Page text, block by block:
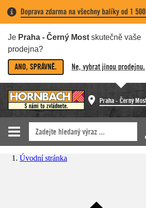
Doprava zdarma na všechny balíky od 1
Je Praha - Černý Most skutečně vaše
prodejna?
ANO, SPRÁVNĚ. Ne, vybrat jinou prodejnu.
Praha - Černý
Úvodní stránka